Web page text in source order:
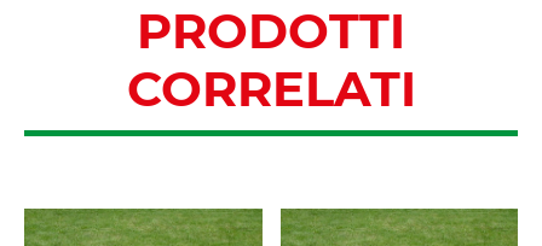
PRODOTTI
CORRELATI